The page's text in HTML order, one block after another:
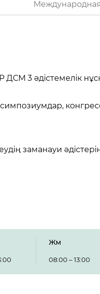
3 әдістемелік
заманауи
Жм
08:00 – 13:00